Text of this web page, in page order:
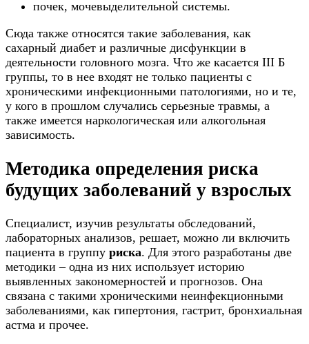
почек, мочевыделительной системы.
Сюда также относятся такие заболевания, как
сахарный диабет и различные дисфункции в
деятельности головного мозга. Что же касается III Б
группы, то в нее входят не только пациенты с
хроническими инфекционными патологиями, но и те,
у кого в прошлом случались серьезные травмы, а
также имеется наркологическая или алкогольная
зависимость.
Методика определения риска
будущих заболеваний у взрослых
Специалист, изучив результаты обследований,
лабораторных анализов, решает, можно ли включить
пациента в группу риска. Для этого разработаны две
методики – одна из них использует историю
выявленных закономерностей и прогнозов. Она
связана с такими хроническими неинфекционными
заболеваниями, как гипертония, гастрит, бронхиальная
астма и прочее.